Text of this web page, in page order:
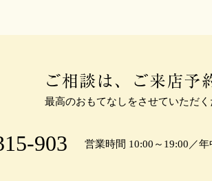
最高のおもてなしをさせていただ
903 営業時間 10:00～19:00／年